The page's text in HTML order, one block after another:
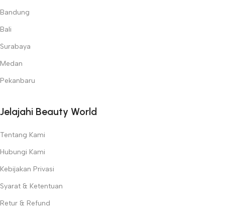
Bandung
Bali
Surabaya
Medan
Pekanbaru
Jelajahi Beauty World
Tentang Kami
Hubungi Kami
Kebijakan Privasi
Syarat & Ketentuan
Retur & Refund